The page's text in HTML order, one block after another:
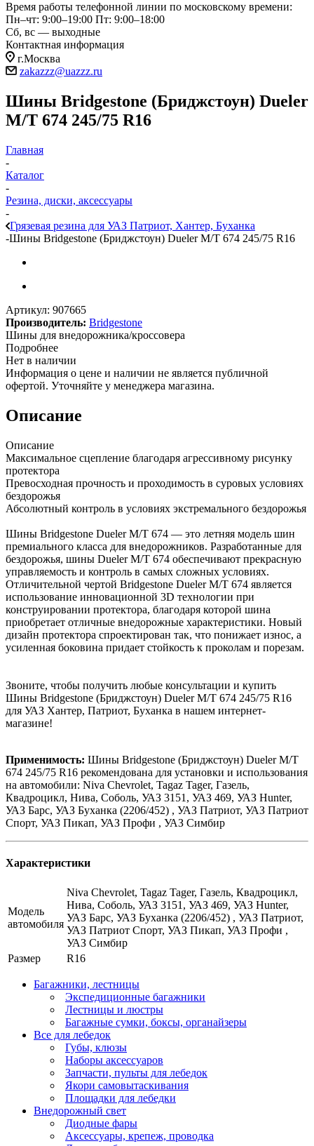
Время работы телефонной линии по московскому времени:
Пн–чт: 9:00–19:00 Пт: 9:00–18:00
Сб, вс — выходные
Контактная информация
г.Москва
zakazzz@uazzz.ru
Шины Bridgestone (Бриджстоун) Dueler
M/T 674 245/75 R16
Главная
-
Каталог
-
Резина, диски, аксессуары
-
Грязевая резина для УАЗ Патриот, Хантер, Буханка
-Шины Bridgestone (Бриджстоун) Dueler M/T 674 245/75 R16
Артикул: 907665
Производитель: Bridgestone
Шины для внедорожника/кроссовера
Подробнее
Нет в наличии
Информация о цене и наличии не является публичной
офертой. Уточняйте у менеджера магазина.
Описание
Описание
Максимальное сцепление благодаря агрессивному рисунку
протектора
Превосходная прочность и проходимость в суровых условиях
бездорожья
Абсолютный контроль в условиях экстремального бездорожья
Шины Bridgestone Dueler M/T 674 — это летняя модель шин
премиального класса для внедорожников. Разработанные для
бездорожья, шины Dueler M/T 674 обеспечивают прекрасную
управляемость и контроль в самых сложных условиях.
Отличительной чертой Bridgestone Dueler M/T 674 является
использование инновационной 3D технологии при
конструировании протектора, благодаря которой шина
приобретает отличные внедорожные характеристики. Новый
дизайн протектора спроектирован так, что понижает износ, а
усиленная боковина придает стойкость к проколам и порезам.
Звоните, чтобы получить любые консультации и купить
Шины Bridgestone (Бриджстоун) Dueler M/T 674 245/75 R16
для УАЗ Хантер, Патриот, Буханка в нашем интернет-
магазине!
Применимость: Шины Bridgestone (Бриджстоун) Dueler M/T
674 245/75 R16 рекомендована для установки и использования
на автомобили: Niva Chevrolet, Tagaz Tager, Газель,
Квадроцикл, Нива, Соболь, УАЗ 3151, УАЗ 469, УАЗ Hunter,
УАЗ Барс, УАЗ Буханка (2206/452) , УАЗ Патриот, УАЗ Патриот
Спорт, УАЗ Пикап, УАЗ Профи , УАЗ Симбир
Характеристики
Модель
автомобиля
Niva Chevrolet, Tagaz Tager, Газель, Квадроцикл,
Нива, Соболь, УАЗ 3151, УАЗ 469, УАЗ Hunter,
УАЗ Барс, УАЗ Буханка (2206/452) , УАЗ Патриот,
УАЗ Патриот Спорт, УАЗ Пикап, УАЗ Профи ,
УАЗ Симбир
Размер
R16
Багажники, лестницы
Экспедиционные багажники
Лестницы и люстры
Багажные сумки, боксы, органайзеры
Все для лебедок
Губы, клюзы
Наборы аксессуаров
Запчасти, пульты для лебедок
Якори самовытаскивания
Площадки для лебедки
Внедорожный свет
Диодные фары
Аксессуары, крепеж, проводка